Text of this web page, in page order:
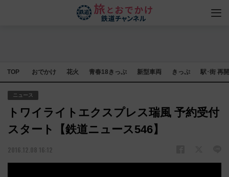
TOP おでかけ 花火 青春18きっぷ 新型車両 きっぷ 駅･街 再
ニュース
トワイライトエクスプレス瑞風 予約受付
スタート【鉄道ニュース546】
2016.12.08 16:12